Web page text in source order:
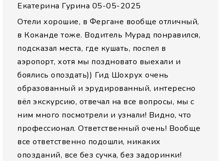
Екатерина Гурина 05-05-2025
Отели хорошие, в Фергане вообще отличный,
в Коканде тоже. Водитель Мурад понравился,
подсказал места, где кушать, поспел в
аэропорт, хотя мы поздновато выехали и
боялись опоздать)) Гид Шохрух очень
образованный и эрудированный, интересно
вёл экскурсию, отвечал на все вопросы, мы с
ним много посмотрели и узнали! Видно, что
профессионал. Ответственный очень! Вообще
все ответственно подошли, никаких
опозданий, все без сучка, без задоринки!